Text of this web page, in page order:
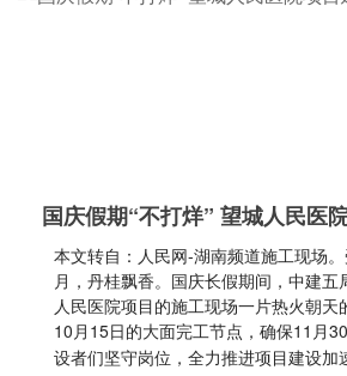
国庆假期“不打烊” 望城人民医
本文转自：人民网-湖南频道施工现场
月，丹桂飘香。国庆长假期间，中建
人民医院项目的施工现场一片热火朝天
10月15日的大面完工节点，确保11月
设者们坚守岗位，全力推进项目建设加